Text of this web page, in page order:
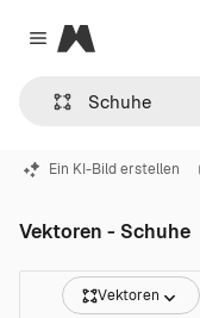
Close menu
Magnific
Ein KI-Bild erstellen
Vektoren - Schuhe
Vektoren